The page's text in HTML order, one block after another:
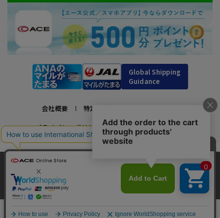
Global Shipping
Guidance
会社概要 特定商取引法に基づく表示
プライバシーポリシー 利用規約 採用情報
かばんの総合メーカー、エース公式サイト
スーツケースビジネスバッグ直営店ならではの豊富なラインナップでご紹介！
充実のアフターサービス・豊富な品揃え・安心のメーカー直営ストア
Copyright © ACE Co., Ltd. All rights reserved.
￥38,500 カートに入れる
当サイトでは、サイトの利便性向上のため、クッ
キー(Cookie)を使用しています。クッキーについ
て詳細はこちら
承諾する